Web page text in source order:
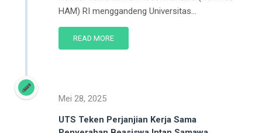
HAM) RI menggandeng Universitas...
READ MORE
UTS Teken Perjanjian Kerja Sama
Mei 28, 2025